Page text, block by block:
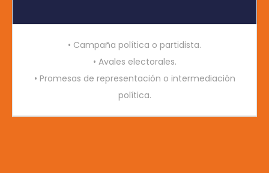
• Campaña política o partidista.
• Avales electorales.
• Promesas de representación o intermediación
política.